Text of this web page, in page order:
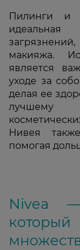
Пилинги
макияжа.
является
уходе за
делая ее
лучшему
Нивея
помогая
Nivea